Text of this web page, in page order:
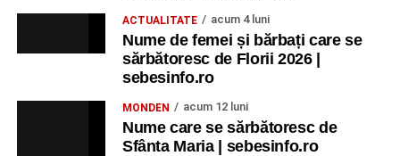
ACTUALITATE acum 4 luni
Nume de femei și bărbați care se
sărbătoresc de Florii 2026 |
sebesinfo.ro
MONDEN acum 12 luni
Nume care se sărbătoresc de
Sfânta Maria | sebesinfo.ro